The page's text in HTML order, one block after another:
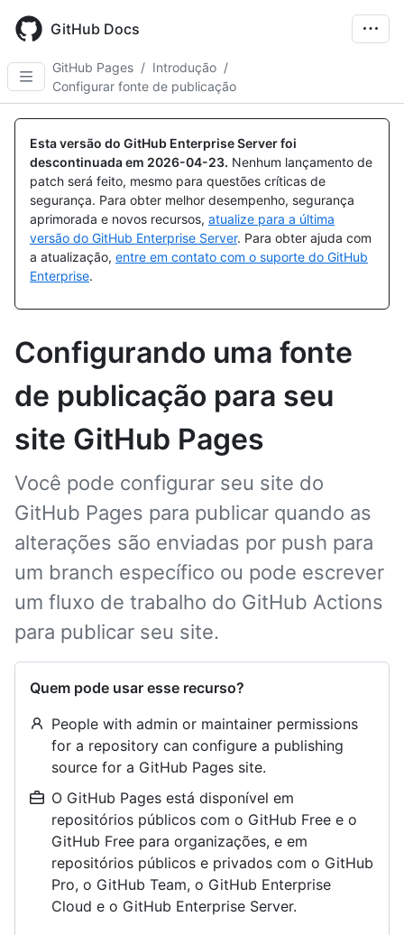
main
content
GitHub Docs
GitHub Pages / Introdução /
Configurar fonte de publicação
Esta versão do GitHub Enterprise Server foi
descontinuada em 2026-04-23. Nenhum lançamento de
patch será feito, mesmo para questões críticas de
segurança. Para obter melhor desempenho, segurança
aprimorada e novos recursos, atualize para a última
versão do GitHub Enterprise Server. Para obter ajuda com
a atualização, entre em contato com o suporte do GitHub
Enterprise.
Configurando uma fonte
de publicação para seu
site GitHub Pages
Você pode configurar seu site do
GitHub Pages para publicar quando as
alterações são enviadas por push para
um branch específico ou pode escrever
um fluxo de trabalho do GitHub Actions
para publicar seu site.
Quem pode usar esse recurso?
People with admin or maintainer permissions
for a repository can configure a publishing
source for a GitHub Pages site.
O GitHub Pages está disponível em
repositórios públicos com o GitHub Free e o
GitHub Free para organizações, e em
repositórios públicos e privados com o GitHub
Pro, o GitHub Team, o GitHub Enterprise
Cloud e o GitHub Enterprise Server.